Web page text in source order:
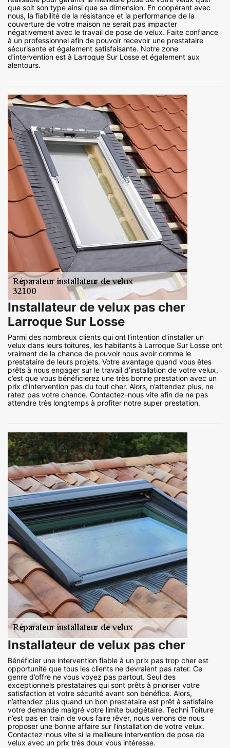
que soit son type ainsi que sa dimension. En coopérant avec
nous, la fiabilité de la résistance et la performance de la
couverture de votre maison ne serait pas impacter
négativement avec le travail de pose de velux. Faite confiance
à un professionnel afin de pouvoir recevoir une prestataire
sécurisante et également satisfaisante. Notre zone
d’intervention est à Larroque Sur Losse et également aux
alentours.
Installateur de velux pas cher
Larroque Sur Losse
Parmi des nombreux clients qui ont l’intention d’installer un
velux dans leurs toitures, les habitants à Larroque Sur Losse ont
vraiment de la chance de pouvoir nous avoir comme le
prestataire de leurs projets. Votre avantage quand vous êtes
prêts à nous engager sur le travail d’installation de votre velux,
c’est que vous bénéficierez une très bonne prestation avec un
prix d’intervention pas du tout cher. Alors, n’attendez plus, ne
ratez pas votre chance. Contactez-nous vite afin de ne pas
attendre très longtemps à profiter notre super prestation.
Installateur de velux pas cher
Bénéficier une intervention fiable à un prix pas trop cher est
opportunité que tous les clients ne devraient pas rater. Ce
genre d’offre ne vous voyez pas partout. Seul des
exceptionnels prestataires qui sont prêts à prioriser votre
satisfaction et votre sécurité avant son bénéfice. Alors,
n’attendez plus quand un bon prestataire est prêt à satisfaire
votre demande malgré votre limite budgétaire. Techni Toiture
n’est pas en train de vous faire rêver, nous venons de nous
proposer une bonne affaire sur l’installation de votre velux.
Contactez-nous vite si la meilleure intervention de pose de
velux avec un prix très doux vous intéresse.